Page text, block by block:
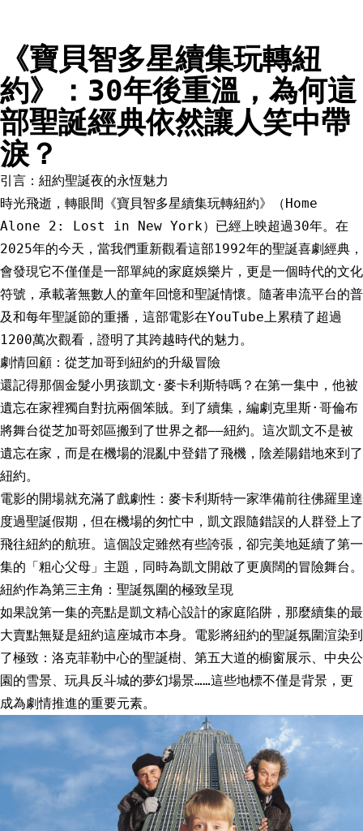
《寶貝智多星續集玩轉紐
約》：30年後重溫，為何這
部聖誕經典依然讓人笑中帶
淚？
引言：紐約聖誕夜的永恆魅力
時光飛逝，轉眼間《寶貝智多星續集玩轉紐約》（Home
Alone 2: Lost in New York）已經上映超過30年。在
2025年的今天，當我們重新觀看這部1992年的聖誕喜劇經典，
會發現它不僅僅是一部單純的家庭娛樂片，更是一個時代的文化
符號，承載著無數人的童年回憶和聖誕情懷。隨著串流平台的普
及和每年聖誕節的重播，這部電影在YouTube上累積了超過
1200萬次觀看，證明了其跨越時代的魅力。
劇情回顧：從芝加哥到紐約的升級冒險
還記得那個金髮小男孩凱文·麥卡利斯特嗎？在第一集中，他被
遺忘在家裡獨自對抗兩個笨賊。到了續集，編劇克里斯·哥倫布
將舞台從芝加哥郊區搬到了世界之都——紐約。這次凱文不是被
遺忘在家，而是在機場的混亂中登錯了飛機，陰差陽錯地來到了
紐約。
電影的開場就充滿了戲劇性：麥卡利斯特一家準備前往佛羅里達
度過聖誕假期，但在機場的匆忙中，凱文跟隨錯誤的人群登上了
飛往紐約的航班。這個設定雖然有些誇張，卻完美地延續了第一
集的「粗心父母」主題，同時為凱文開啟了更廣闊的冒險舞台。
紐約作為第三主角：聖誕氛圍的極致呈現
如果說第一集的亮點是凱文精心設計的家庭陷阱，那麼續集的最
大賣點無疑是紐約這座城市本身。電影將紐約的聖誕氛圍渲染到
了極致：洛克菲勒中心的聖誕樹、第五大道的櫥窗展示、中央公
園的雪景、玩具反斗城的夢幻場景……這些地標不僅是背景，更
成為劇情推進的重要元素。